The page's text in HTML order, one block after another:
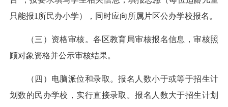
只能报1所民办小学），同时应向所属片区公办学校报名。
（三）资格审核。各区教育局审核报名信息，审核照
顾对象资格并公示审核结果。
（四）电脑派位和录取。报名人数小于或等于招生计
划数的民办学校，实行直接录取。报名人数大于招生计划